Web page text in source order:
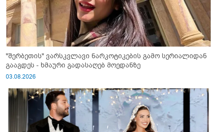
"შერბეთის" ვარსკვლავი ნარკოტიკების გამო სერიალიდან
გააგდეს - ხმაური გადასაღებ მოედანზე
03.08.2026